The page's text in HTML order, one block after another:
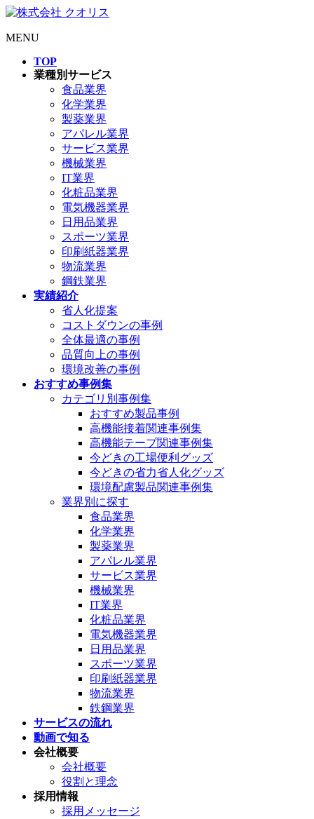
MENU
TOP
業種別サービス
食品業界
化学業界
製薬業界
アパレル業界
サービス業界
機械業界
IT業界
化粧品業界
電気機器業界
日用品業界
スポーツ業界
印刷紙器業界
物流業界
鋼鉄業界
実績紹介
省人化提案
コストダウンの事例
全体最適の事例
品質向上の事例
環境改善の事例
おすすめ事例集
カテゴリ別事例集
おすすめ製品事例
高機能接着関連事例集
高機能テープ関連事例集
今どきの工場便利グッズ
今どきの省力省人化グッズ
環境配慮製品関連事例集
業界別に探す
食品業界
化学業界
製薬業界
アパレル業界
サービス業界
機械業界
IT業界
化粧品業界
電気機器業界
日用品業界
スポーツ業界
印刷紙器業界
物流業界
鉄鋼業界
サービスの流れ
動画で知る
会社概要
会社概要
役割と理念
採用情報
採用メッセージ